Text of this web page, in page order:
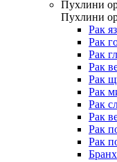
Пухлини
Пухлини
Рак
Рак
Рак
Рак
Рак
Рак
Рак
Рак
Рак
Рак